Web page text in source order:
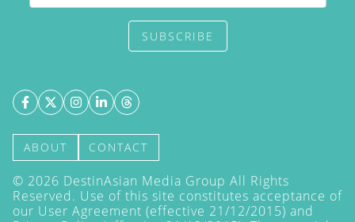
SUBSCRIBE
ABOUT CONTACT
© 2026 DestinAsian Media Group All Rights
Reserved. Use of this site constitutes acceptance of
our User Agreement (effective 21/12/2015) and